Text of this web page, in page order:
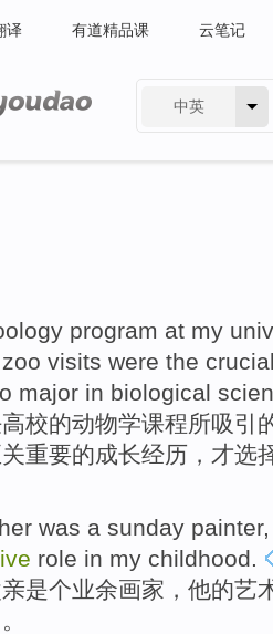
译 有道精品课 云笔记
中英
program at my
zoo visits were the
major in biological
高校的动物学课程所吸引
重要的成长经历 ，才选
was a sunday painter
role in my childhood.
是个业余画家 ， 他的艺
。